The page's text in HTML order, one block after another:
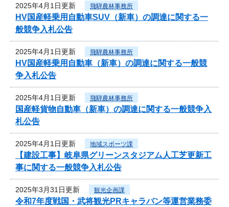
2025年4月1日更新 飛騨農林事務所
HV国産軽乗用自動車SUV（新車）の調達に関する一
般競争入札公告
2025年4月1日更新 飛騨農林事務所
HV国産軽乗用自動車（新車）の調達に関する一般競
争入札公告
2025年4月1日更新 飛騨農林事務所
国産軽貨物自動車（新車）の調達に関する一般競争入
札公告
2025年4月1日更新 地域スポーツ課
【建設工事】岐阜県グリーンスタジアム人工芝更新工
事に関する一般競争入札公告
2025年3月31日更新 観光企画課
令和7年度戦国・武将観光PRキャラバン等運営業務委